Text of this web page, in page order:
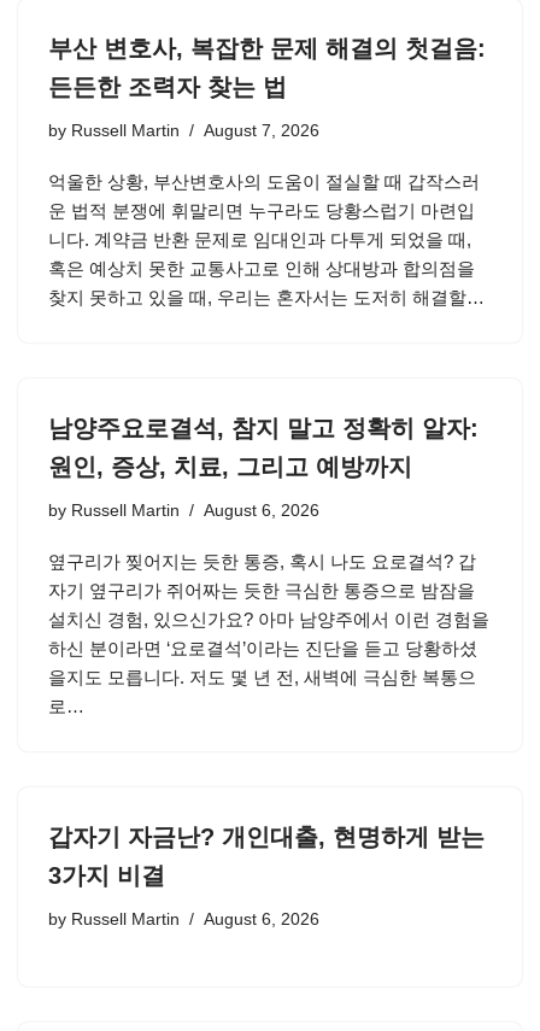
부산 변호사, 복잡한 문제 해결의 첫걸음:
든든한 조력자 찾는 법
by Russell Martin August 7, 2026
억울한 상황, 부산변호사의 도움이 절실할 때 갑작스러
운 법적 분쟁에 휘말리면 누구라도 당황스럽기 마련입
니다. 계약금 반환 문제로 임대인과 다투게 되었을 때,
혹은 예상치 못한 교통사고로 인해 상대방과 합의점을
찾지 못하고 있을 때, 우리는 혼자서는 도저히 해결할…
남양주요로결석, 참지 말고 정확히 알자:
원인, 증상, 치료, 그리고 예방까지
by Russell Martin August 6, 2026
옆구리가 찢어지는 듯한 통증, 혹시 나도 요로결석? 갑
자기 옆구리가 쥐어짜는 듯한 극심한 통증으로 밤잠을
설치신 경험, 있으신가요? 아마 남양주에서 이런 경험을
하신 분이라면 ‘요로결석’이라는 진단을 듣고 당황하셨
을지도 모릅니다. 저도 몇 년 전, 새벽에 극심한 복통으
로…
갑자기 자금난? 개인대출, 현명하게 받는
3가지 비결
by Russell Martin August 6, 2026